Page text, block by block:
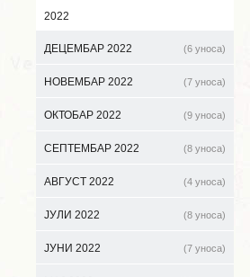
2022
ДЕЦЕМБАР 2022 (6 уноса)
НОВЕМБАР 2022 (7 уноса)
ОКТОБАР 2022 (9 уноса)
СЕПТЕМБАР 2022 (8 уноса)
АВГУСТ 2022 (4 уноса)
ЈУЛИ 2022 (8 уноса)
ЈУНИ 2022 (7 уноса)